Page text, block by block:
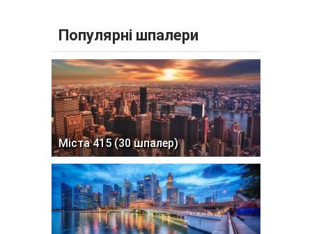
Популярні шпалери
Міста 415 (30 шпалер)